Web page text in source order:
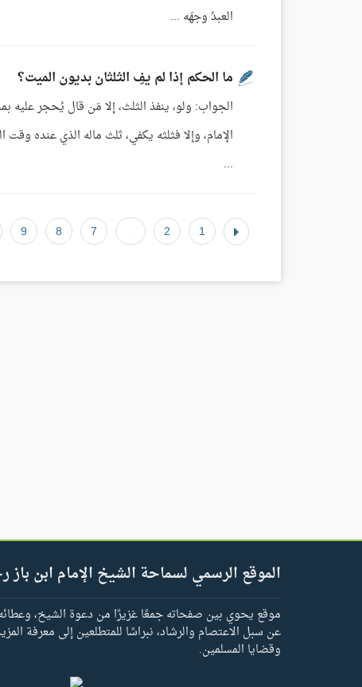
العبدُ وجهَه ...
ما الحكم إذا لم يفِ الثلثان بديون الميت؟
الجواب: ولو، ينفذ الثلث، إلا مَن قال يُحجر عليه
الإمام، وإلا فثلثه يكفي، ثلث ماله الذي عنده
...
1
2
7
8
9
الموقع الرسمي لسماحة الشيخ الإمام ابن باز
موقع يحوي بين صفحاته جمعًا غزيرًا من دعوة الشيخ، وعطائه
عن سبل الاعتصام والرشاد، نبراسًا للمتطلعين إلى معرفة
وقضايا المسلمين.